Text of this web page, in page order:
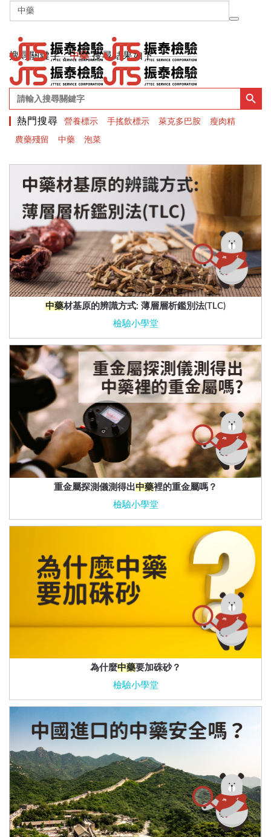
搜尋關鍵字 :中藥搜尋結果如下
for:
Search Button
熱門搜尋 營養標示 手搖飲標示 萊克多巴胺 瘦肉精
農藥殘留 中藥 泡菜
中藥材基原的辨識方式: 薄層層析鑑別法(TLC)
檢驗小學堂
重金屬探測儀測得出中藥裡的重金屬嗎？
檢驗小學堂
為什麼中藥要加硃砂？
檢驗小學堂